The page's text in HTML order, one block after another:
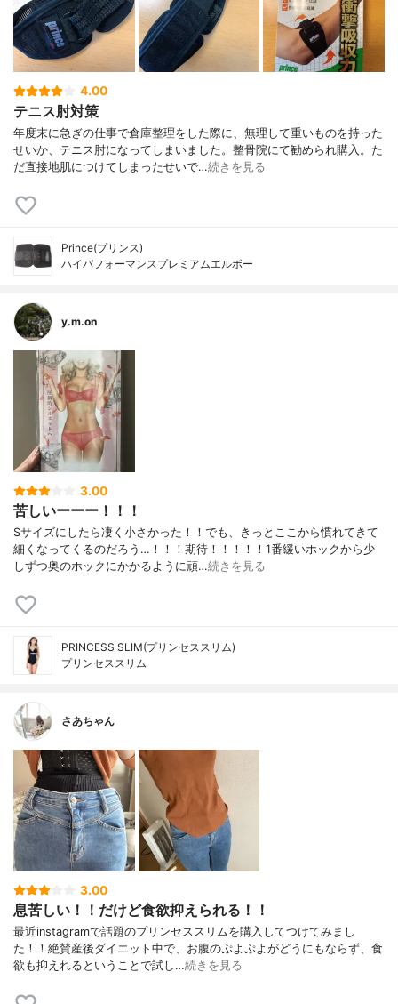
4.00
テニス肘対策
年度末に急ぎの仕事で倉庫整理をした際に、無理して重いものを持った
せいか、テニス肘になってしまいました。整骨院にて勧められ購入。た
だ直接地肌につけてしまったせいで…続きを見る
Prince(プリンス)
ハイパフォーマンスプレミアムエルボー
y.m.on
3.00
苦しいーーー！！！
Sサイズにしたら凄く小さかった！！でも、きっとここから慣れてきて
細くなってくるのだろう…！！！期待！！！！！1番緩いホックから少
しずつ奥のホックにかかるように頑…続きを見る
PRINCESS SLIM(プリンセススリム)
プリンセススリム
さあちゃん
3.00
息苦しい！！だけど食欲抑えられる！！
最近instagramで話題のプリンセススリムを購入してつけてみまし
た！！絶賛産後ダイエット中で、お腹のぷよぷよがどうにもならず、食
欲も抑えれるということで試し…続きを見る